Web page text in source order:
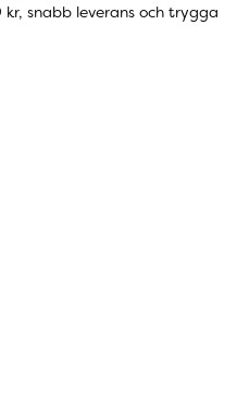
snabb leverans och trygga